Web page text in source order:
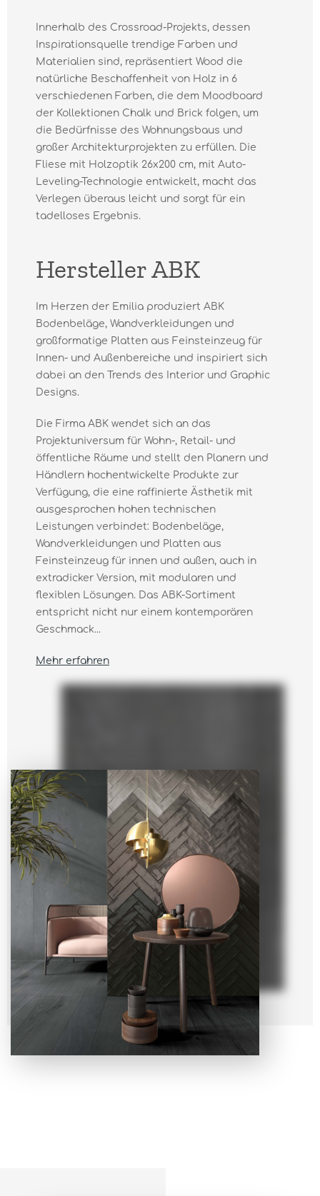
Innerhalb des Crossroad-Projekts, dessen
Inspirationsquelle trendige Farben und
Materialien sind, repräsentiert Wood die
natürliche Beschaffenheit von Holz in 6
verschiedenen Farben, die dem Moodboard
der Kollektionen Chalk und Brick folgen, um
die Bedürfnisse des Wohnungsbaus und
großer Architekturprojekten zu erfüllen. Die
Fliese mit Holzoptik 26x200 cm, mit Auto-
Leveling-Technologie entwickelt, macht das
Verlegen überaus leicht und sorgt für ein
tadelloses Ergebnis.
Hersteller ABK
Im Herzen der Emilia produziert ABK
Bodenbeläge, Wandverkleidungen und
großformatige Platten aus Feinsteinzeug für
Innen- und Außenbereiche und inspiriert sich
dabei an den Trends des Interior und Graphic
Designs.
Die Firma ABK wendet sich an das
Projektuniversum für Wohn-, Retail- und
öffentliche Räume und stellt den Planern und
Händlern hochentwickelte Produkte zur
Verfügung, die eine raffinierte Ästhetik mit
ausgesprochen hohen technischen
Leistungen verbindet: Bodenbeläge,
Wandverkleidungen und Platten aus
Feinsteinzeug für innen und außen, auch in
extradicker Version, mit modularen und
flexiblen Lösungen. Das ABK-Sortiment
entspricht nicht nur einem kontemporären
Geschmack...
Mehr erfahren